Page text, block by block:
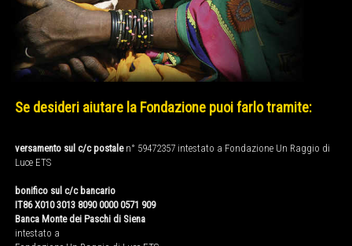
Se desideri aiutare la Fondazione puoi farlo tramite:
versamento sul c/c postalen° 59472357 intestato a Fondazione Un Raggio di
Luce ETS
bonifico sul c/c bancario
IT86 X010 3013 8090 0000 0571 909
Banca Monte dei Paschi di Siena
intestato a